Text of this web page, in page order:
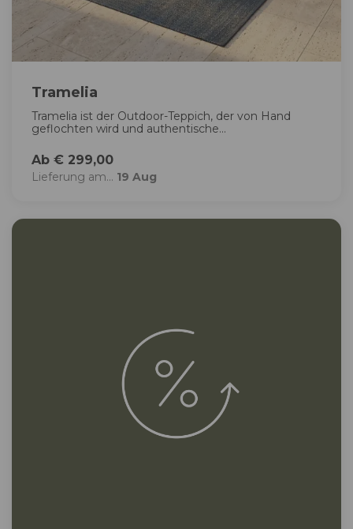
Tramelia
Tramelia ist der Outdoor-Teppich, der von Hand
geflochten wird und authentische...
Ab € 299,00
Lieferung am... 19 Aug